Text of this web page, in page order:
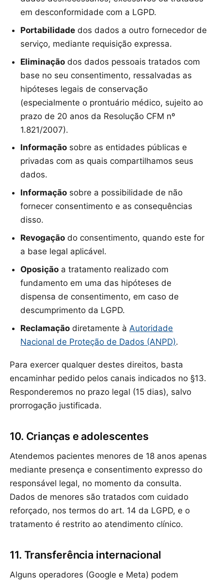
em desconformidade com a LGPD.
Portabilidade dos dados a outro fornecedor de
serviço, mediante requisição expressa.
Eliminação dos dados pessoais tratados com
base no seu consentimento, ressalvadas as
hipóteses legais de conservação
(especialmente o prontuário médico, sujeito ao
prazo de 20 anos da Resolução CFM nº
1.821/2007).
Informação sobre as entidades públicas e
privadas com as quais compartilhamos seus
dados.
Informação sobre a possibilidade de não
fornecer consentimento e as consequências
disso.
Revogação do consentimento, quando este for
a base legal aplicável.
Oposição a tratamento realizado com
fundamento em uma das hipóteses de
dispensa de consentimento, em caso de
descumprimento da LGPD.
Reclamação diretamente à Autoridade
Nacional de Proteção de Dados (ANPD).
Para exercer qualquer destes direitos, basta
encaminhar pedido pelos canais indicados no §13.
Responderemos no prazo legal (15 dias), salvo
prorrogação justificada.
10. Crianças e adolescentes
Atendemos pacientes menores de 18 anos apenas
mediante presença e consentimento expresso do
responsável legal, no momento da consulta.
Dados de menores são tratados com cuidado
reforçado, nos termos do art. 14 da LGPD, e o
tratamento é restrito ao atendimento clínico.
11. Transferência internacional
Alguns operadores (Google e Meta) podem